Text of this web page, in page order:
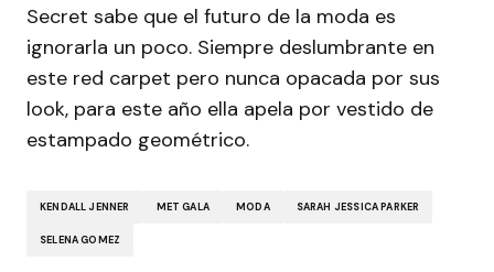
Secret sabe que el futuro de la moda es
ignorarla un poco. Siempre deslumbrante en
este red carpet pero nunca opacada por sus
look, para este año ella apela por vestido de
estampado geométrico.
KENDALL JENNER MET GALA MODA SARAH JESSICA PARKER
SELENA GOMEZ